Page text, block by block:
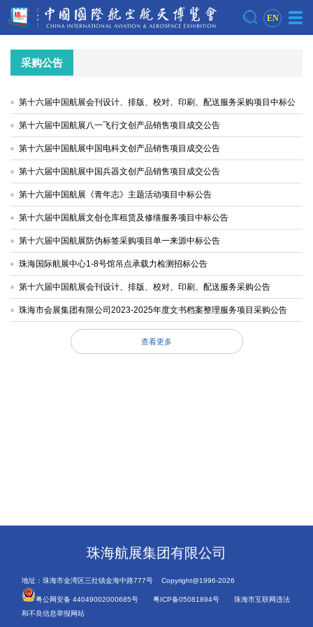
EN
采购公告
第十六届中国航展会刊设计、排版、校对、印刷、配送服务采购项目中标公
告
第十六届中国航展八一飞行文创产品销售项目成交公告
第十六届中国航展中国电科文创产品销售项目成交公告
第十六届中国航展中国兵器文创产品销售项目成交公告
第十六届中国航展《青年志》主题活动项目中标公告
第十六届中国航展文创仓库租赁及修缮服务项目中标公告
第十六届中国航展防伪标签采购项目单一来源中标公告
珠海国际航展中心1-8号馆吊点承载力检测招标公告
第十六届中国航展会刊设计、排版、校对、印刷、配送服务采购公告
珠海市会展集团有限公司2023-2025年度文书档案整理服务项目采购公告
查看更多
珠海航展集团有限公司
地址：珠海市金湾区三灶镇金海中路777号 Copyright@1996-2026
粤公网安备 44049002000685号 粤ICP备05081894号
珠海市互联网违法
和不良信息举报网站